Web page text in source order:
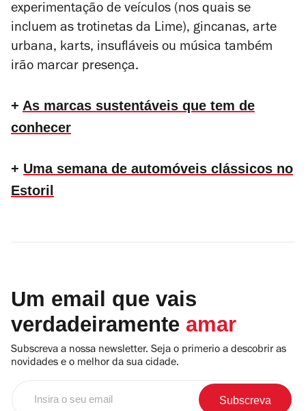
experimentação de veículos (nos quais se
incluem as trotinetas da Lime), gincanas, arte
urbana, karts, insufláveis ou música também
irão marcar presença.
+ As marcas sustentáveis que tem de
conhecer
+ Uma semana de automóveis clássicos no
Estoril
Um email que vais
verdadeiramente amar
Subscreva a nossa newsletter. Seja o primerio a descobrir as
novidades e o melhor da sua cidade.